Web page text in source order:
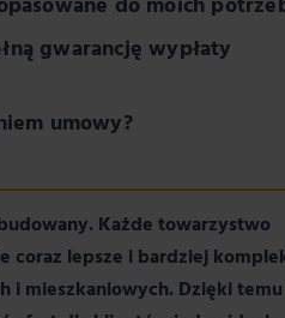
gwarancję wypłaty
umowy?
Każde towarzystwo
lepsze i bardziej
mieszkaniowych. Dzięki